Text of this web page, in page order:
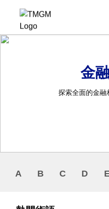
金
探索全面的金融
A B C D